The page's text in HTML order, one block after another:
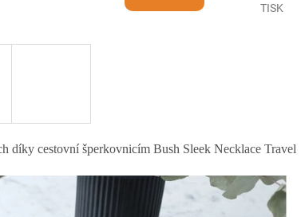
TISK
díky cestovní šperkovnicím Bush Sleek Necklace Travel